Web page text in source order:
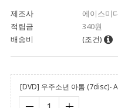
제조사
에이스미
적립금
340원
배송비
(조건)
[DVD] 우주소년 아톰 (7disc)-